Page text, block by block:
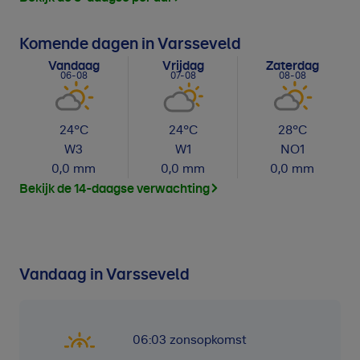
Komende dagen in Varsseveld
Vandaag
06-08
24°C
W3
0,0 mm
Vrijdag
07-08
24°C
W1
0,0 mm
Zaterdag
08-08
28°C
NO1
0,0 mm
Bekijk de 14-daagse verwachting
Vandaag in Varsseveld
06:03 zonsopkomst